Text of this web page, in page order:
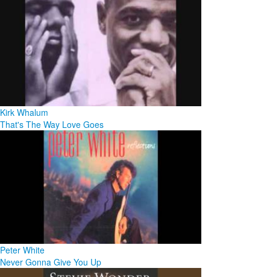
Kirk Whalum
That's The Way Love Goes
Peter White
Never Gonna Give You Up